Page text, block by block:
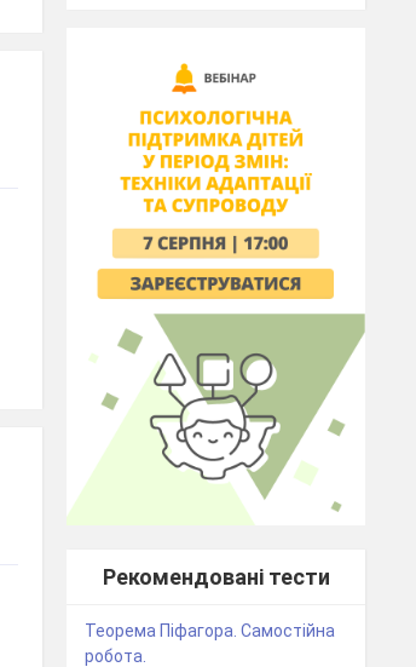
Рекомендовані тести
Теорема Піфагора. Самостійна
робота.